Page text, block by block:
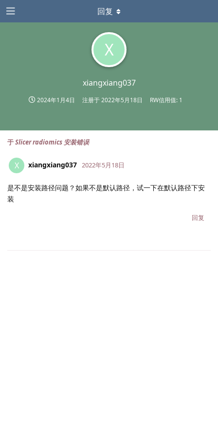
X
xiangxiang037
2024年1月4日 注册于2022年5月18日 RW信用值: 1
回复
于Slicer radiomics 安装错误
X xiangxiang037 2022年5月18日
是不是安装路径问题？如果不是默认路径，试一下在默认路径下安
装
回复